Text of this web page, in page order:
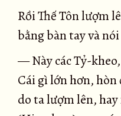
Rồi Thế Tôn lượm
bằng bàn tay và
— Này các Tỷ-
Cái gì lớn hơn, hòn
do ta lượm lên,